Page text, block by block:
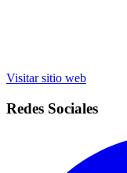
Visitar sitio web
Redes Sociales